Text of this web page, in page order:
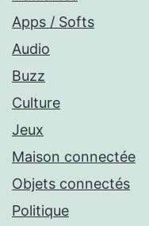
Apps / Softs
Audio
Buzz
Culture
Jeux
Maison connectée
Objets connectés
Politique